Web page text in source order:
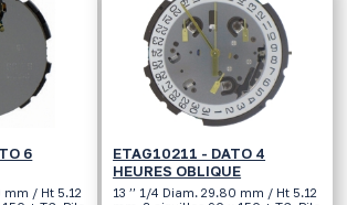
6
mm / Ht 5.12
ETAG10211 - DATO 4
HEURES OBLIQUE
13 ’’ 1/4 Diam. 29.80 mm / Ht 5.12